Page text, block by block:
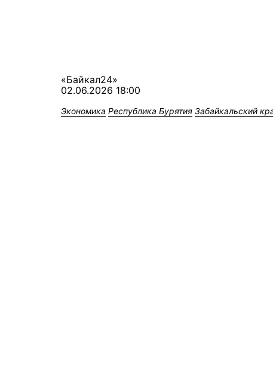
«Байкал24»
02.06.2026 18:00
Экономика Республика Бурятия Забайкальский